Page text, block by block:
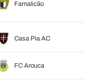
Famalicão
Casa Pia AC
FC Arouca